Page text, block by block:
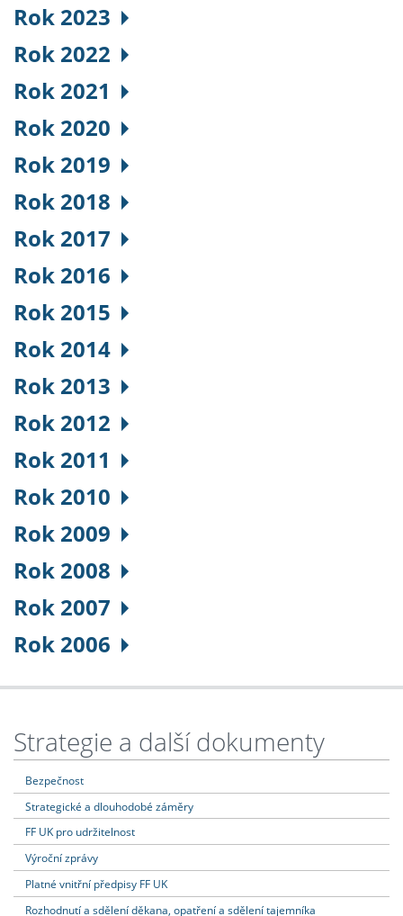
Rok 2023
Rok 2022
Rok 2021
Rok 2020
Rok 2019
Rok 2018
Rok 2017
Rok 2016
Rok 2015
Rok 2014
Rok 2013
Rok 2012
Rok 2011
Rok 2010
Rok 2009
Rok 2008
Rok 2007
Rok 2006
Strategie a další dokumenty
Bezpečnost
Strategické a dlouhodobé záměry
FF UK pro udržitelnost
Výroční zprávy
Platné vnitřní předpisy FF UK
Rozhodnutí a sdělení děkana, opatření a sdělení tajemníka